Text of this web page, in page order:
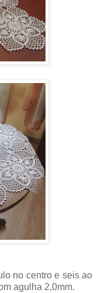
no centro e seis ao
agulha 2,0mm.